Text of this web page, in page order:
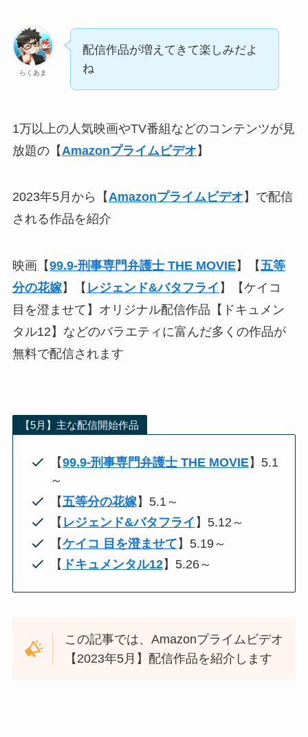
らくあま
配信作品が増えてきて楽しみだよ
ね
1万以上の人気映画やTV番組などのコンテンツが見
放題の【 Amazonプライムビデオ 】
2023年5月から【Amazonプライムビデオ 】で配信
される作品を紹介
映画【99.9-刑事専門弁護士 THE MOVIE】【五等
分の花嫁】【 レジェンド&バタフライ 】【ケイコ
目を澄ませて】オリジナル配信作品【ドキュメン
タル12】などのバラエティに富んだ多くの作品が
無料で配信されます
【5月】主な配信開始作品
【99.9-刑事専門弁護士 THE MOVIE】5.1
～
【 五等分の花嫁】5.1～
【 レジェンド&バタフライ 】5.12～
【ケイコ 目を澄ませて 】5.19～
【 ドキュメンタル12】5.26～
この記事では、Amazonプライムビデオ
【2023年5月】配信作品を紹介します